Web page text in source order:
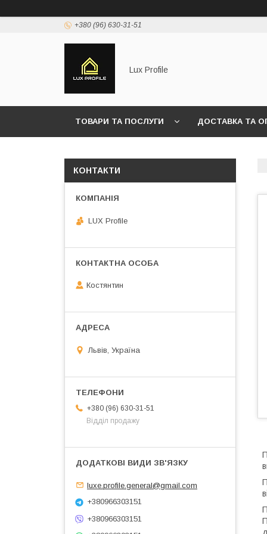
+380 (96) 630-31-51
Lux Profile
ТОВАРИ ТА ПОСЛУГИ ДОСТАВКА ТА
КОНТАКТИ
LUX Profile
Костянтин
Львів, Україна
+380 (96) 630-31-51
Відділ продажу
luxe.profile.general@gmail.com
+380966303151
+380966303151